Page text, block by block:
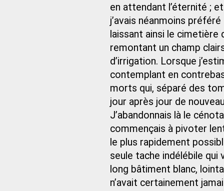
en attendant l’éternité ;
j’avais néanmoins
laissant ainsi le
remontant un champ
d’irrigation. Lorsque
contemplant en
morts qui, séparé des
jour après jour de
J’abandonnais là le
commençais à pivoter
le plus rapidement
seule tache indélébile qui
long bâtiment blanc,
n’avait certainement